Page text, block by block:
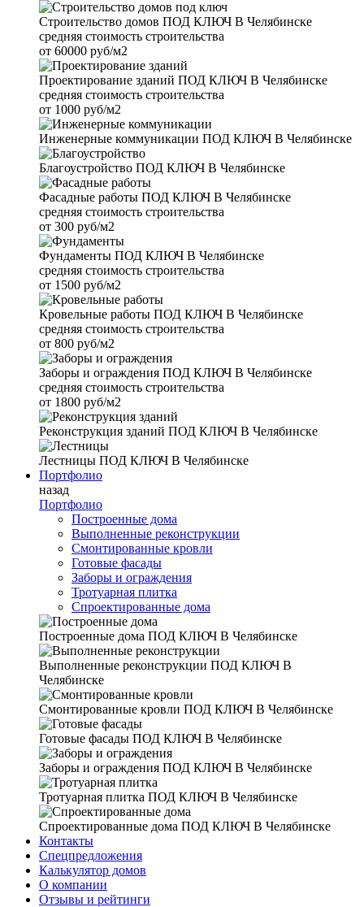
Строительство домов ПОД КЛЮЧ В Челябинске
средняя стоимость строительства
от 60000 руб/м2
Проектирование зданий ПОД КЛЮЧ В Челябинске
средняя стоимость строительства
от 1000 руб/м2
Инженерные коммуникации ПОД КЛЮЧ В Челябинске
Благоустройство ПОД КЛЮЧ В Челябинске
Фасадные работы ПОД КЛЮЧ В Челябинске
средняя стоимость строительства
от 300 руб/м2
Фундаменты ПОД КЛЮЧ В Челябинске
средняя стоимость строительства
от 1500 руб/м2
Кровельные работы ПОД КЛЮЧ В Челябинске
средняя стоимость строительства
от 800 руб/м2
Заборы и ограждения ПОД КЛЮЧ В Челябинске
средняя стоимость строительства
от 1800 руб/м2
Реконструкция зданий ПОД КЛЮЧ В Челябинске
Лестницы ПОД КЛЮЧ В Челябинске
Портфолио
назад
Портфолио
Построенные дома
Выполненные реконструкции
Смонтированные кровли
Готовые фасады
Заборы и ограждения
Тротуарная плитка
Спроектированные дома
Построенные дома ПОД КЛЮЧ В Челябинске
Выполненные реконструкции ПОД КЛЮЧ В
Челябинске
Смонтированные кровли ПОД КЛЮЧ В Челябинске
Готовые фасады ПОД КЛЮЧ В Челябинске
Заборы и ограждения ПОД КЛЮЧ В Челябинске
Тротуарная плитка ПОД КЛЮЧ В Челябинске
Спроектированные дома ПОД КЛЮЧ В Челябинске
Контакты
Спецпредложения
Калькулятор домов
О компании
Отзывы и рейтинги